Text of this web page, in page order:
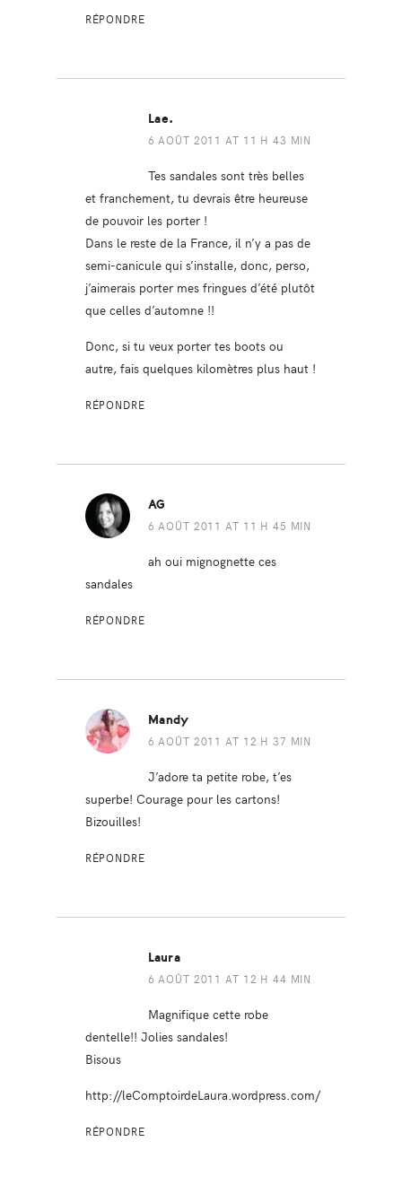
RÉPONDRE
Lae.
6 AOÛT 2011 AT 11 H 43 MIN
Tes sandales sont très belles
et franchement, tu devrais être heureuse
de pouvoir les porter !
Dans le reste de la France, il n’y a pas de
semi-canicule qui s’installe, donc, perso,
j’aimerais porter mes fringues d’été plutôt
que celles d’automne !!
Donc, si tu veux porter tes boots ou
autre, fais quelques kilomètres plus haut !
RÉPONDRE
AG
6 AOÛT 2011 AT 11 H 45 MIN
ah oui mignognette ces
sandales
RÉPONDRE
Mandy
6 AOÛT 2011 AT 12 H 37 MIN
J’adore ta petite robe, t’es
superbe! Courage pour les cartons!
Bizouilles!
RÉPONDRE
Laura
6 AOÛT 2011 AT 12 H 44 MIN
Magnifique cette robe
dentelle!! Jolies sandales!
Bisous
http://leComptoirdeLaura.wordpress.com/
RÉPONDRE